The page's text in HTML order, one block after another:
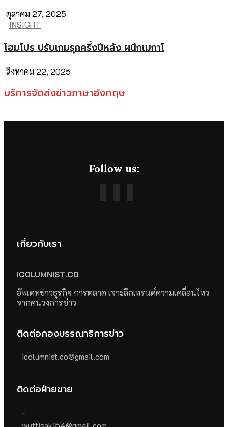
ตุลาคม 27, 2025
INSIGHT
โฮมโปร ปรับเกมรุกครึ่งปีหลัง ผนึกเมกาโ
สิงหาคม 22, 2025
บริการจัดส่งข่าวภาษาอังกฤษ
Follow us:
เกี่ยวกับเรา
ICOLUMNIST.CO
อัพเดทข่าวธุรกิจ การตลาด เจาะลึกเทรนด์ความเคลื่อนไหว
จากคนวงการข่าว
ติดต่อกองบรรณาธิการข่าว
icolumnist.co@gmail.com
ติดต่อฝ่ายขาย
-